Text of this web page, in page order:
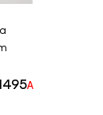
1495AHORRO DEL